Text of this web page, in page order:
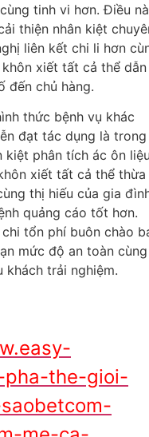
tinh vi hơn. Điều
thiện nhân kiệt
liên kết chi li hơn
xiết tất cả thể dẫn
đến chủ hàng.
thức bệnh vụ khác
đạt tác dụng là trong
kiệt phân tích ác ôn
xiết tất cả thể thừa
thị hiếu của gia
quảng cáo tốt hơn.
tổn phí buôn chào
mức độ an toàn cùng
khách trải nghiệm.
the-gioi-